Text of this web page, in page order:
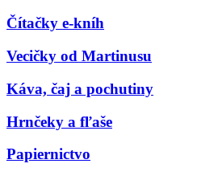
Čítačky e-kníh
Vecičky od Martinusu
Káva, čaj a pochutiny
Hrnčeky a fľaše
Papiernictvo